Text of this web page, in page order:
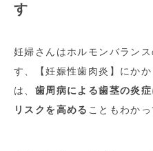
す
妊婦さんはホルモンバラン
す、【妊娠性歯肉炎】にか
は、 歯周病による歯茎の炎
リスクを高める こともわかっ